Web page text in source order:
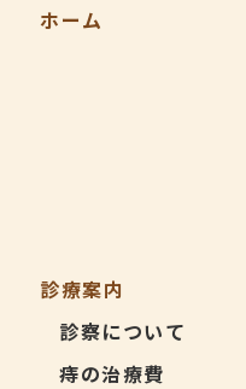
ホーム
診療案内
診察について
痔の治療費